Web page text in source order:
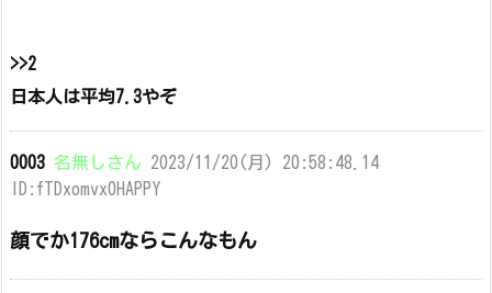
>>2
日本人は平均7.3やぞ
0003 名無しさん 2023/11/20(月) 20:58:48.14
ID:fTDxomvx0HAPPY
顔でか176cmならこんなもん